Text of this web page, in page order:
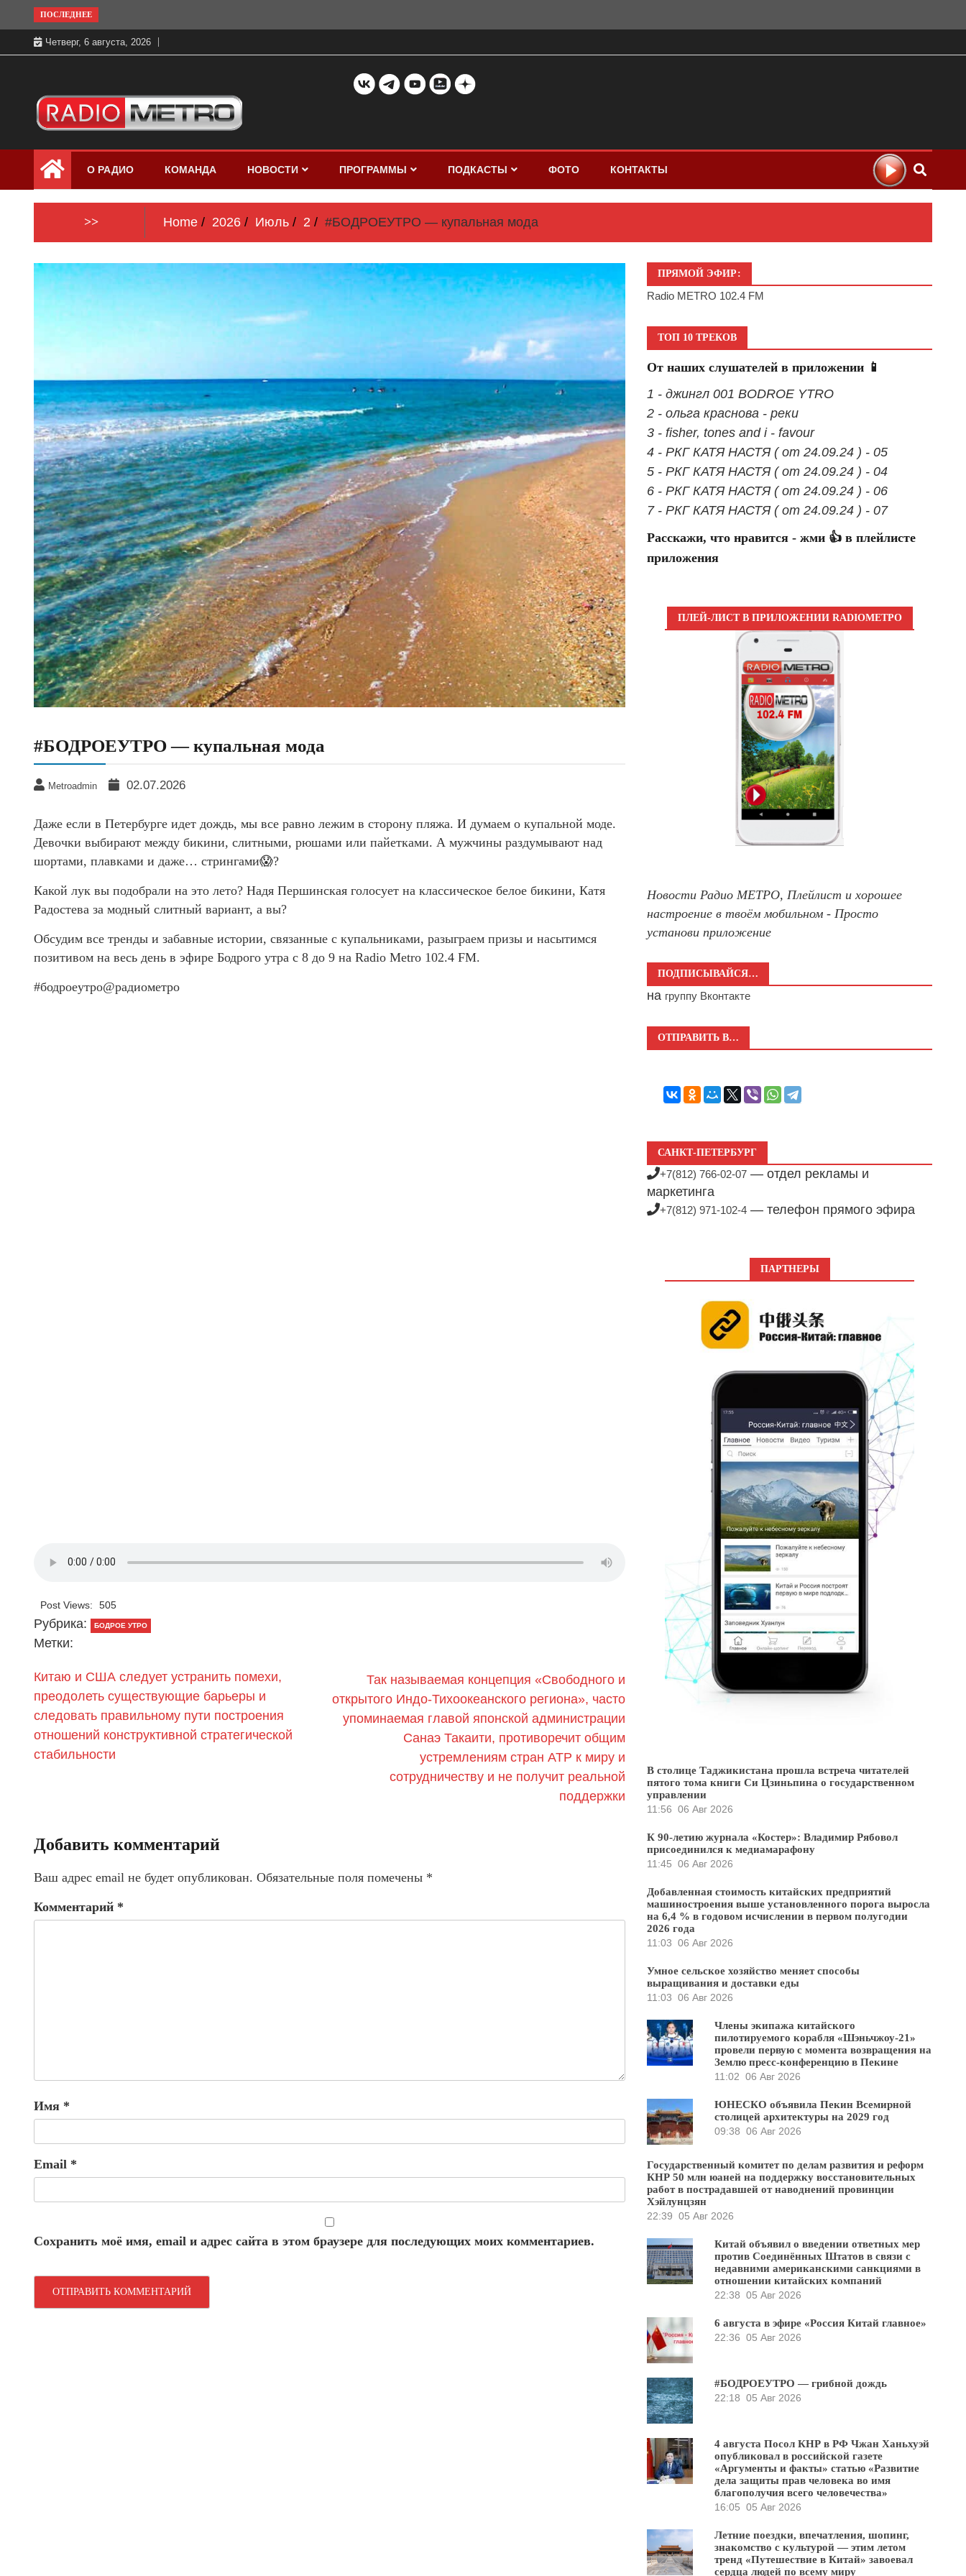
to
content
ПОСЛЕДНЕЕ
Четверг, 6 августа, 2026
Радио МЕТРО
бесплатно в хорошем качестве Санкт-
Петербург и Россия
О РАДИО КОМАНДА НОВОСТИ ПРОГРАММЫ ПОДКАСТЫ ФОТО КОНТАКТЫ
>> Home 2026 Июль 2 #БОДРОЕУТРО — купальная мода
#БОДРОЕУТРО — купальная мода
Metroadmin 02.07.2026
Даже если в Петербурге идет дождь, мы все равно лежим в сторону пляжа. И думаем о купальной моде.
Девочки выбирают между бикини, слитными, рюшами или пайетками. А мужчины раздумывают над
шортами, плавками и даже… стрингами😱?
Какой лук вы подобрали на это лето? Надя Першинская голосует на классическое белое бикини, Катя
Радостева за модный слитный вариант, а вы?
Обсудим все тренды и забавные истории, связанные с купальниками, разыграем призы и насытимся
позитивом на весь день в эфире Бодрого утра с 8 до 9 на Radio Metro 102.4 FM.
#бодроеутро@радиометро
Post Views: 505
Рубрика: БОДРОЕ УТРО
Метки:
Китаю и США следует устранить помехи,
преодолеть существующие барьеры и
следовать правильному пути построения
отношений конструктивной стратегической
стабильности
Так называемая концепция «Свободного и
открытого Индо-Тихоокеанского региона», часто
упоминаемая главой японской администрации
Санаэ Такаити, противоречит общим
устремлениям стран АТР к миру и
сотрудничеству и не получит реальной
поддержки
Добавить комментарий
Ваш адрес email не будет опубликован. Обязательные поля помечены *
Комментарий *
Имя *
Email *
Сохранить моё имя, email и адрес сайта в этом браузере для последующих моих комментариев.
ПРЯМОЙ ЭФИР:
Radio METRO 102.4 FM
ТОП 10 ТРЕКОВ
От наших слушателей в приложении 📱
1 - джингл 001 BODROE YTRO
2 - ольга краснова - реки
3 - fisher, tones and i - favour
4 - РКГ КАТЯ НАСТЯ ( от 24.09.24 ) - 05
5 - РКГ КАТЯ НАСТЯ ( от 24.09.24 ) - 04
6 - РКГ КАТЯ НАСТЯ ( от 24.09.24 ) - 06
7 - РКГ КАТЯ НАСТЯ ( от 24.09.24 ) - 07
Расскажи, что нравится - жми 👍 в плейлисте
приложения
ПЛЕЙ-ЛИСТ В ПРИЛОЖЕНИИ RADIOМЕТРО
Новости Радио МЕТРО, Плейлист и хорошее
настроение в твоём мобильном - Просто
установи приложение
ПОДПИСЫВАЙСЯ…
на группу Вконтакте
ОТПРАВИТЬ В…
САНКТ-ПЕТЕРБУРГ
+7(812) 766-02-07 — отдел рекламы и
маркетинга
+7(812) 971-102-4 — телефон прямого эфира
ПАРТНЕРЫ
В столице Таджикистана прошла встреча читателей
пятого тома книги Си Цзиньпина о государственном
управлении
11:56 06 Авг 2026
К 90-летию журнала «Костер»: Владимир Рябовол
присоединился к медиамарафону
11:45 06 Авг 2026
Добавленная стоимость китайских предприятий
машиностроения выше установленного порога выросла
на 6,4 % в годовом исчислении в первом полугодии
2026 года
11:03 06 Авг 2026
Умное сельское хозяйство меняет способы
выращивания и доставки еды
11:03 06 Авг 2026
Члены экипажа китайского
пилотируемого корабля «Шэньчжоу-21»
провели первую с момента возвращения на
Землю пресс-конференцию в Пекине
11:02 06 Авг 2026
ЮНЕСКО объявила Пекин Всемирной
столицей архитектуры на 2029 год
09:38 06 Авг 2026
Государственный комитет по делам развития и реформ
КНР 50 млн юаней на поддержку восстановительных
работ в пострадавшей от наводнений провинции
Хэйлунцзян
22:39 05 Авг 2026
Китай объявил о введении ответных мер
против Соединённых Штатов в связи с
недавними американскими санкциями в
отношении китайских компаний
22:38 05 Авг 2026
6 августа в эфире «Россия Китай главное»
22:36 05 Авг 2026
#БОДРОЕУТРО — грибной дождь
22:18 05 Авг 2026
4 августа Посол КНР в РФ Чжан Ханьхуэй
опубликовал в российской газете
«Аргументы и факты» статью «Развитие
дела защиты прав человека во имя
благополучия всего человечества»
16:05 05 Авг 2026
Летние поездки, впечатления, шопинг,
знакомство с культурой — этим летом
тренд «Путешествие в Китай» завоевал
сердца людей по всему миру